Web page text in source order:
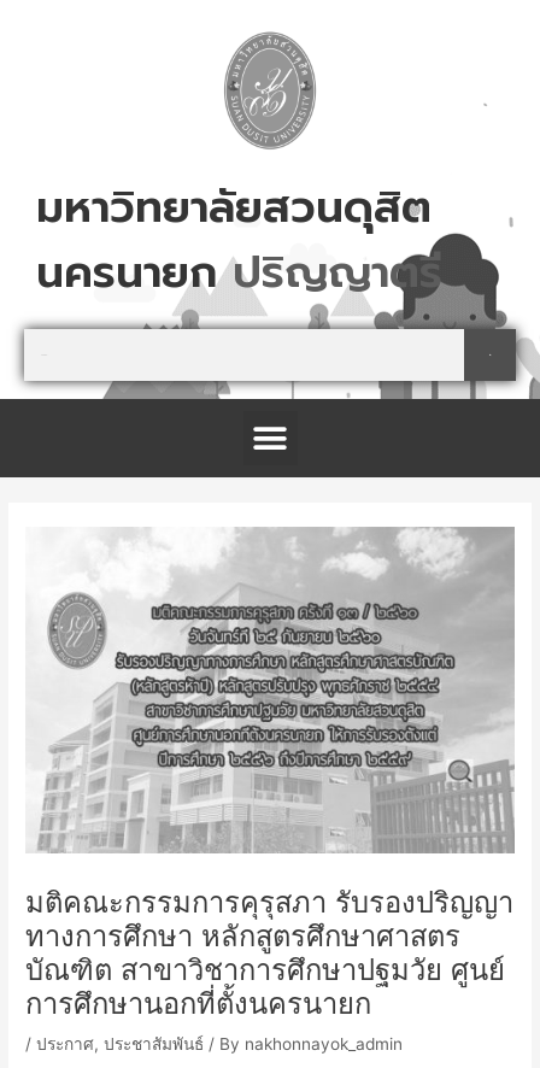
มหาวิทยาลัยสวนดุสิต
นครนายก ปรญญาตร
Menu
มติคณะกรรมการคุรุสภา รับรองปริญญา
ทางการศึกษา หลักสูตรศึกษาศาสตร
บัณฑิต สาขาวิชาการศึกษาปฐมวัย ศูนย์
การศึกษานอกที่ตั้งนครนายก
/ประกาศ,ประชาสัมพันธ์ / By nakhonnayok_admin